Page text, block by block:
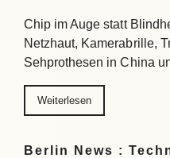
Chip im Auge statt
Netzhaut, Kamerabrille,
Sehprothesen in China
Weiterlesen
Berlin News :